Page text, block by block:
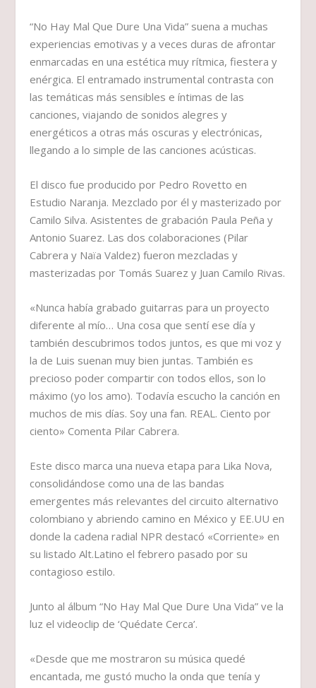
“No Hay Mal Que Dure Una Vida” suena a muchas
experiencias emotivas y a veces duras de afrontar
enmarcadas en una estética muy rítmica, fiestera y
enérgica. El entramado instrumental contrasta con
las temáticas más sensibles e íntimas de las
canciones, viajando de sonidos alegres y
energéticos a otras más oscuras y electrónicas,
llegando a lo simple de las canciones acústicas.
El disco fue producido por Pedro Rovetto en
Estudio Naranja. Mezclado por él y masterizado por
Camilo Silva. Asistentes de grabación Paula Peña y
Antonio Suarez. Las dos colaboraciones (Pilar
Cabrera y Naïa Valdez) fueron mezcladas y
masterizadas por Tomás Suarez y Juan Camilo Rivas.
«Nunca había grabado guitarras para un proyecto
diferente al mío… Una cosa que sentí ese día y
también descubrimos todos juntos, es que mi voz y
la de Luis suenan muy bien juntas. También es
precioso poder compartir con todos ellos, son lo
máximo (yo los amo). Todavía escucho la canción en
muchos de mis días. Soy una fan. REAL. Ciento por
ciento» Comenta Pilar Cabrera.
Este disco marca una nueva etapa para Lika Nova,
consolidándose como una de las bandas
emergentes más relevantes del circuito alternativo
colombiano y abriendo camino en México y EE.UU en
donde la cadena radial NPR destacó «Corriente» en
su listado Alt.Latino el febrero pasado por su
contagioso estilo.
Junto al álbum “No Hay Mal Que Dure Una Vida” ve la
luz el videoclip de ‘Quédate Cerca’.
«Desde que me mostraron su música quedé
encantada, me gustó mucho la onda que tenía y